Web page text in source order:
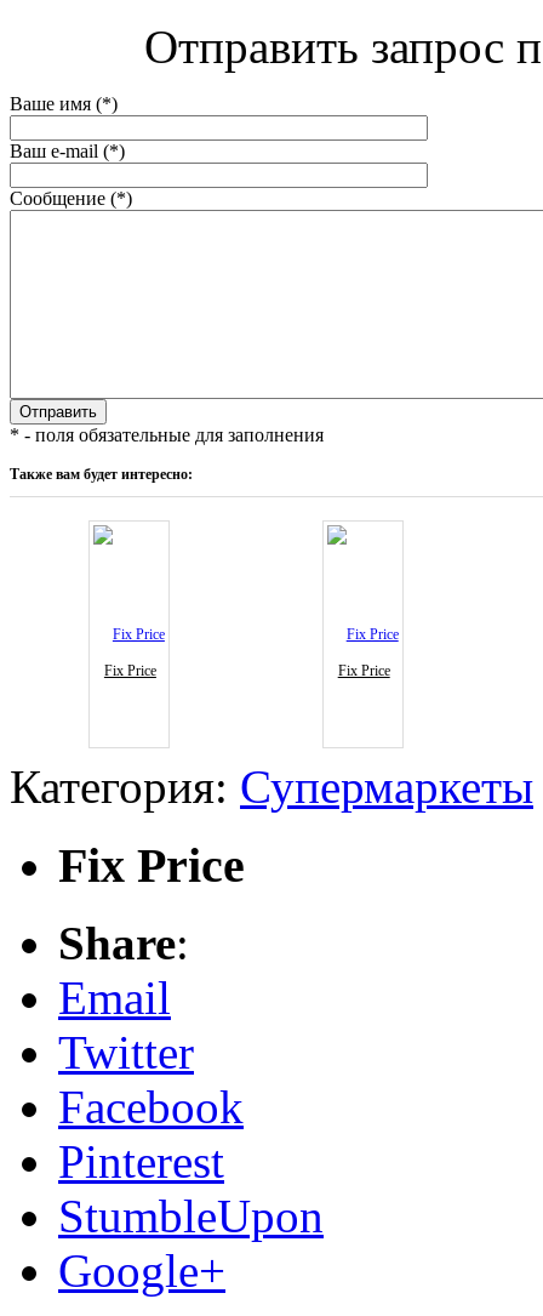
Отправить запрос
Ваше имя (*)
Ваш e-mail (*)
Сообщение (*)
* - поля обязательные для заполнения
Также вам будет интересно:
Fix Price Fix Price
Категория: Супермаркеты
Fix Price
Share:
Email
Twitter
Facebook
Pinterest
StumbleUpon
Google+